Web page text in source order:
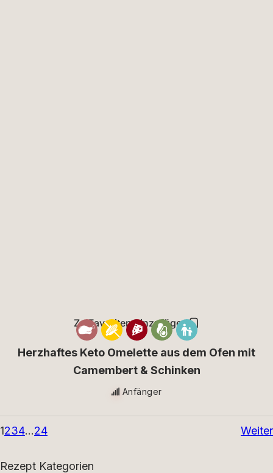
Zu Favoriten hinzufügen
Herzhaftes Keto Omelette aus dem Ofen mit
Camembert & Schinken
Anfänger
1234…24 Weiter
Rezept Kategorien